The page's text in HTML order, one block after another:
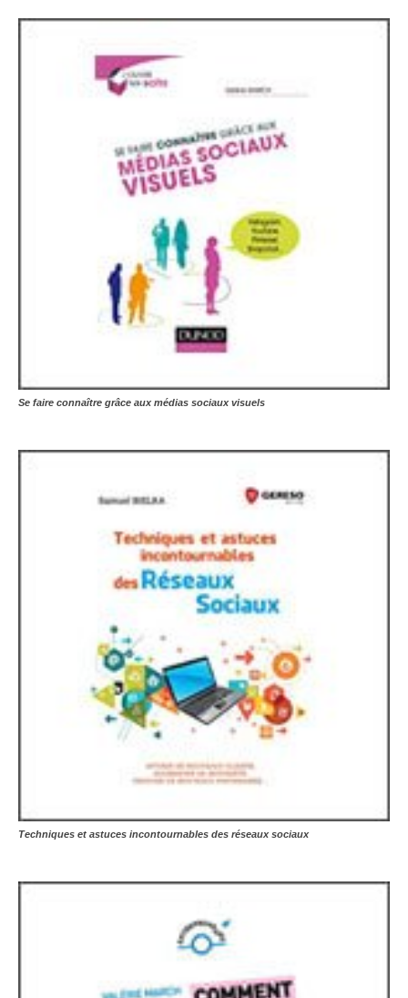
Se faire connaître grâce aux médias sociaux visuels
Techniques et astuces incontournables des réseaux sociaux